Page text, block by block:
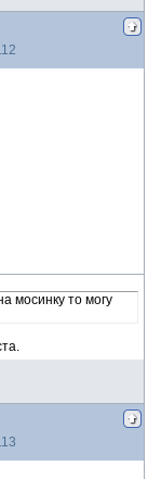
мосинку то могу